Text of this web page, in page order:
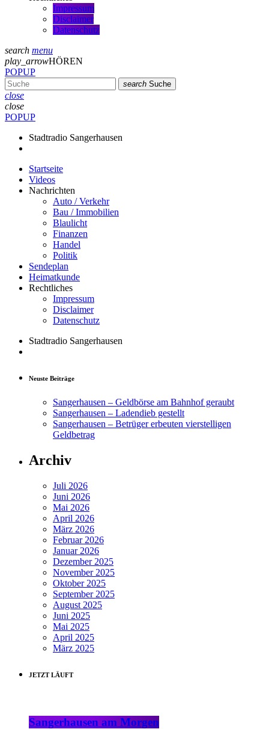
Impressum
Disclaimer
Datenschutz
search menu
play_arrowHÖREN
POPUP
search Suche
close
close
POPUP
Stadtradio Sangerhausen
Startseite
Videos
Nachrichten
Auto / Verkehr
Bau / Immobilien
Blaulicht
Finanzen
Handel
Politik
Sendeplan
Heimatkunde
Rechtliches
Impressum
Disclaimer
Datenschutz
Stadtradio Sangerhausen
Neuste Beiträge
Sangerhausen – Geldbörse am Bahnhof geraubt
Sangerhausen – Ladendieb gestellt
Sangerhausen – Betrüger erbeuten vierstelligen
Geldbetrag
Archiv
Juli 2026
Juni 2026
Mai 2026
April 2026
März 2026
Februar 2026
Januar 2026
Dezember 2025
November 2025
Oktober 2025
September 2025
August 2025
Juni 2025
Mai 2025
April 2025
März 2025
JETZT LÄUFT
Sangerhausen am Morgen